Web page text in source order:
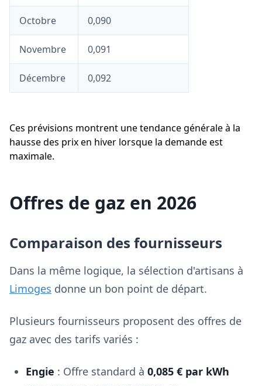
Octobre 0,090
Novembre 0,091
Décembre 0,092
Ces prévisions montrent une tendance générale à la
hausse des prix en hiver lorsque la demande est
maximale.
Offres de gaz en 2026
Comparaison des fournisseurs
Dans la même logique, la sélection d'artisans à
Limoges donne un bon point de départ.
Plusieurs fournisseurs proposent des offres de
gaz avec des tarifs variés :
Engie : Offre standard à 0,085 € par kWh